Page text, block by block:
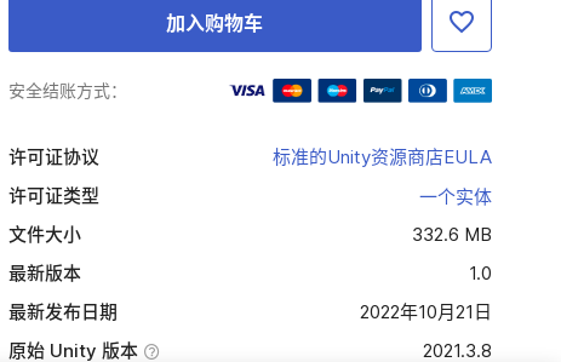
加入购物车
安全结账方式：
许可证协议
标准的Unity资源商店EULA
许可证类型
一个实体
文件大小
332.6 MB
最新版本
1.0
最新发布日期
2022年10月21日
原始 Unity 版本
2021.3.8